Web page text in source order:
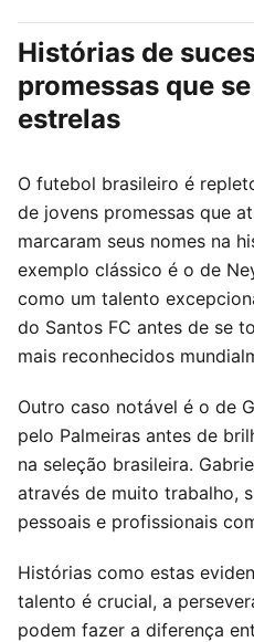
Histórias de
promessas que
estrelas
O futebol brasileiro é
de jovens promessas que
marcaram seus nomes na
exemplo clássico é o de
como um talento
do Santos FC antes de se
mais reconhecidos
Outro caso notável é o de
pelo Palmeiras antes de
na seleção brasileira.
através de muito trabalho,
pessoais e profissionais
Histórias como estas
talento é crucial, a
podem fazer a diferença